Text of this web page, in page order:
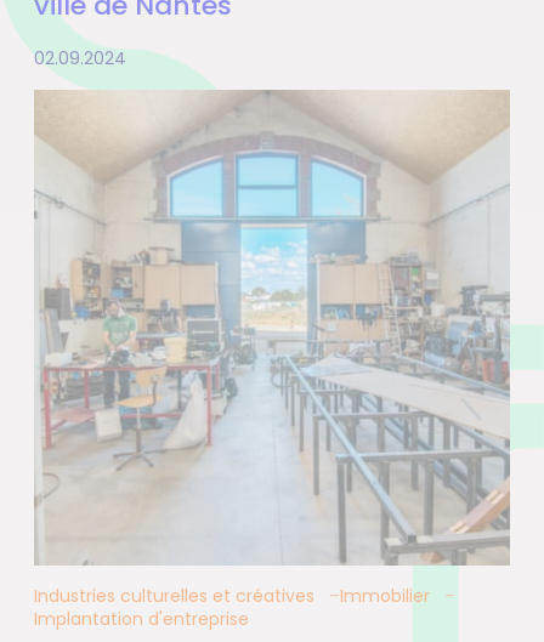
02.09.2024
Industries culturelles et créatives
Immobilier
Implantation d'entreprise